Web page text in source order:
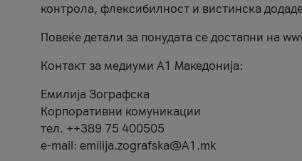
контрола, флексибилност и вистинска
Повеќе детали за понудата се достапни на
Контакт за медиуми А1 Македонија:
Емилија Зографска
Корпоративни комуникации
тел. ++389 75 400505
e-mail: emilija.zografska@A1.mk